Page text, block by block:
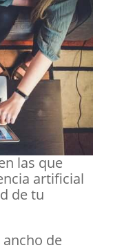
las que
artificial
de tu
de